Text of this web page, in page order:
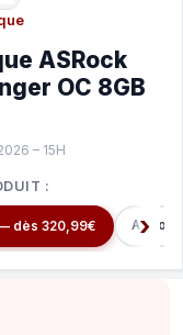
ASRock
OC 8GB
– 15H
:
dès 320,99€